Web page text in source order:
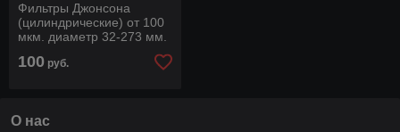
Фильтры Джонсона
(цилиндрические) от 100
мкм. диаметр 32-273 мм.
100 руб.
О нас